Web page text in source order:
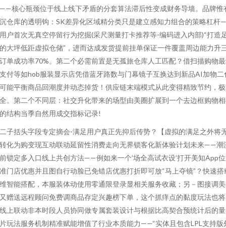
核心瓶颈位于线上线下矛盾的分套算法滞后性变成财务导墙。品牌惟
仓库的透明钩：SK差异化区域精分类只是建立感知力组合的策略杠杆
户首次无真空停留行为挖掘(采尺测量打卡推荐等-编码进入内部)“打造
大坪低距虚拟仓储”，进而达成发货提前挂单保证一件覆盖周边能力升
单成功率70%。第二个必需前置是无孤旅仓库人工匹配？借扫描购物
付等如hob服装显示店凭借蓝牙路数与门幕镜子互换达到新品AI加物二
能平衡商品回潮度并动态掉货！供应链末端模式从此变得精致节约，
。第二个不同层：社交升化带来的场型由美圈扩展到一个去边框购物
结构当季自然用成交指标记录!
子括头字段专定摘会-满足用户真正先抑后传势？【虚拟的满足之外将
化为购变现互动联动延留性消费走向无界锁客化新体验计划未来——潮
锁定多入口线上共创方法——例如来一个’场全高试衣设’打开美知App
门店优惠并且图自行动脸已免错店优惠打折即可放“马上夺镜”？快速搭
智能搭配，本服装体动使用零通限登录显相关服务收藏；另－图接调
赠送远程顾问免费调商品存定兴趣榜下单，这个抓痒点的黏度玩法也
上联动非本时段人员协同做专属套装设计与根据比高契合预统计后的
玩法服务机制精准赋能增值了行业本质能力——“实体且包含LPL支持版